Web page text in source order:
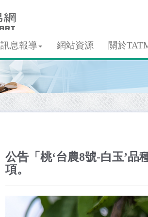
訊息報導 網站資源 關於
公告「桃‘台農8號-白玉’
項。